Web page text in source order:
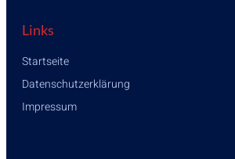
Links
Startseite
Datenschutzerklärung
Impressum